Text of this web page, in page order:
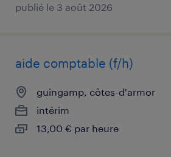
publié le 3 août 2026
aide comptable (f/h)
guingamp, côtes-d'armor
intérim
13,00 € par heure